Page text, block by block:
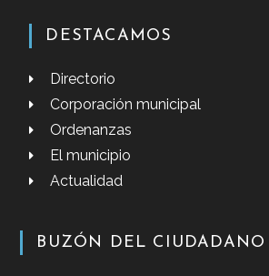
DESTACAMOS
Directorio
Corporación municipal
Ordenanzas
El municipio
Actualidad
BUZÓN DEL CIUDADANO